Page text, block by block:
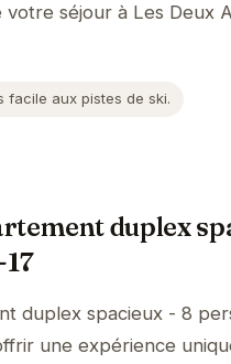
séjour à Les Deux
facile aux pistes de ski.
duplex
duplex spacieux - 8
une expérience